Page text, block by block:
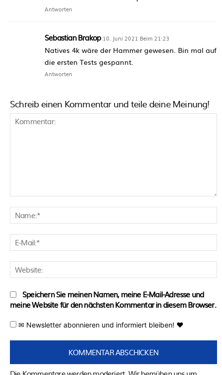
Antworten
Sebastian Brakop 10. Juni 2021 Beim 21:23
Natives 4k wäre der Hammer gewesen. Bin mal auf
die ersten Tests gespannt.
Antworten
Schreib einen Kommentar und teile deine Meinung!
Speichern Sie meinen Namen, meine E-Mail-Adresse und
meine Website für den nächsten Kommentar in diesem Browser.
✉ Newsletter abonnieren und informiert bleiben! ♥